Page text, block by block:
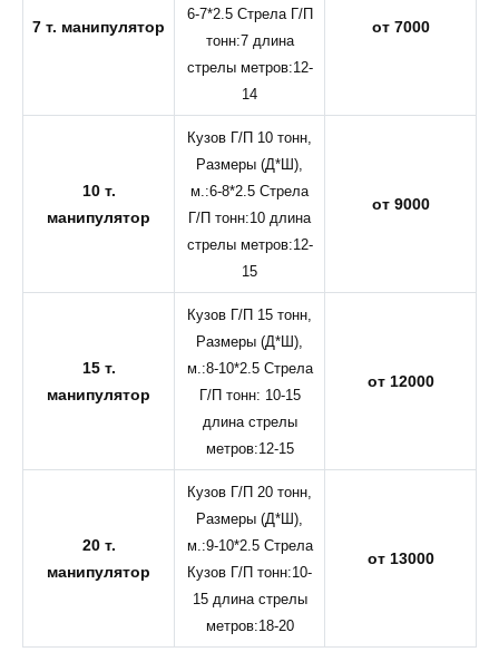
7 т. манипулятор
6-7*2.5 Стрела Г/П
тонн:7 длина
стрелы метров:12-
14
от 7000
10 т.
манипулятор
Кузов Г/П 10 тонн,
Размеры (Д*Ш),
м.:6-8*2.5 Стрела
Г/П тонн:10 длина
стрелы метров:12-
15
от 9000
15 т.
манипулятор
Кузов Г/П 15 тонн,
Размеры (Д*Ш),
м.:8-10*2.5 Стрела
Г/П тонн: 10-15
длина стрелы
метров:12-15
от 12000
20 т.
манипулятор
Кузов Г/П 20 тонн,
Размеры (Д*Ш),
м.:9-10*2.5 Стрела
Кузов Г/П тонн:10-
15 длина стрелы
метров:18-20
от 13000